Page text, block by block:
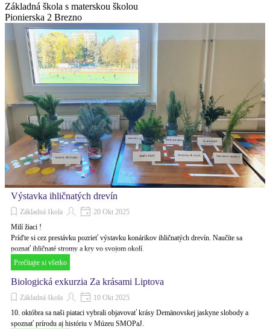
Základná škola s materskou školou
Pionierska 2 Brezno
Výstavka ihličnatých drevín
Základná škola
20 Okt 2025
Milí žiaci !
Príďte si cez prestávku pozrieť výstavku konárikov ihličnatých drevín. Naučíte sa
poznať ihličnaté stromy a kry vo svojom okolí.
Prečítajte si všetko
Biologická exkurzia Za krásami Liptova
Základná škola
10 Okt 2025
10. októbra sa naši piataci vybrali objavovať krásy Demänovskej jaskyne slobody a
spoznať prírodu aj históriu v Múzeu SMOPaJ.